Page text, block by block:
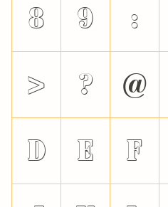
8
9 :
>
? @
D
E F